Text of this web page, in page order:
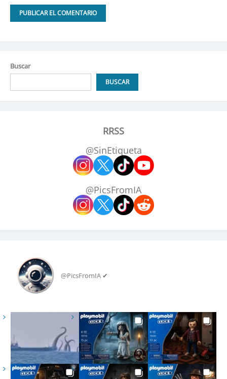
Buscar
BUSCAR
RRSS
@SinEtiqueta
@PicsFromIA
@PicsFromIA ✔